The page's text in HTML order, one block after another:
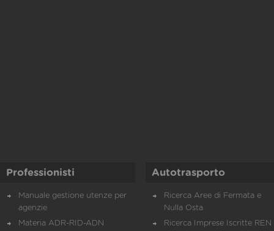
Professionisti
Manuale gestione utenze per
agenzie
Materia ADR-RID-ADN
Autotrasporto
Ricerca Aree di Fermata e
Nulla Osta
Ricerca Imprese Iscritte REN